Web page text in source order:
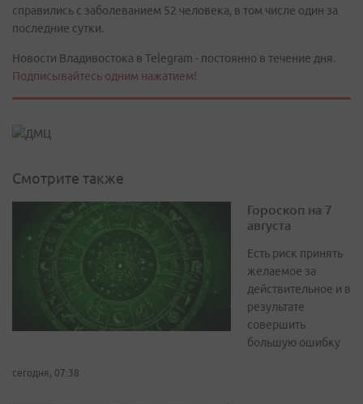
справились с заболеванием 52 человека, в том числе один за
последние сутки.
Новости Владивостока в Telegram - постоянно в течение дня.
Подписывайтесь одним нажатием!
Смотрите также
Гороскоп на 7
августа
Есть риск принять
желаемое за
действительное и в
результате
совершить
большую ошибку
сегодня, 07:38